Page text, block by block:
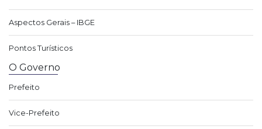
Aspectos Gerais – IBGE
Pontos Turísticos
O Governo
Prefeito
Vice-Prefeito